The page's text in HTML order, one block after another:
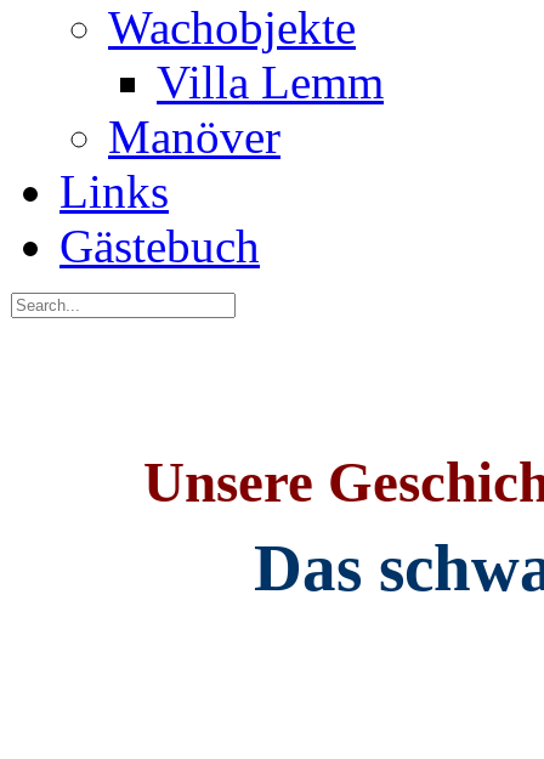
Wachobjekte
Villa Lemm
Manöver
Links
Gästebuch
Unsere
Das